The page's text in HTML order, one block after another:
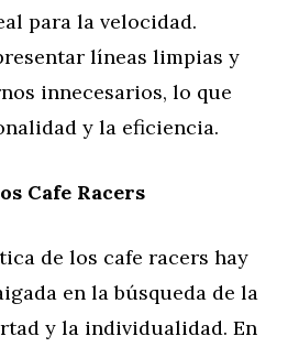
para la velocidad.
líneas limpias y
innecesarios, lo que
y la eficiencia.
Cafe Racers
de los cafe racers hay
en la búsqueda de la
y la individualidad. En